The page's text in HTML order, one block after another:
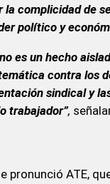
la complicidad de
político y
es un hecho
contra los
sindical y
trabajador”,
pronunció ATE,